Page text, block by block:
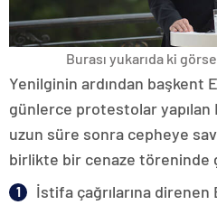
Burası yukarıda ki
Yenilginin ardından başkent
günlerce protestolar yapılan
uzun süre sonra cepheye
birlikte bir cenaze töreninde
İstifa çağrılarına